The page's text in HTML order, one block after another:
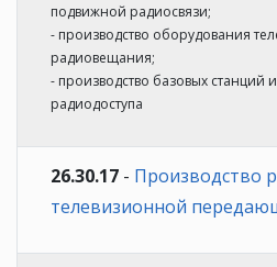
подвижной радиосвязи;
- производство оборудования
радиовещания;
- производство базовых станций
радиодоступа
26.30.17 - Производство
телевизионной